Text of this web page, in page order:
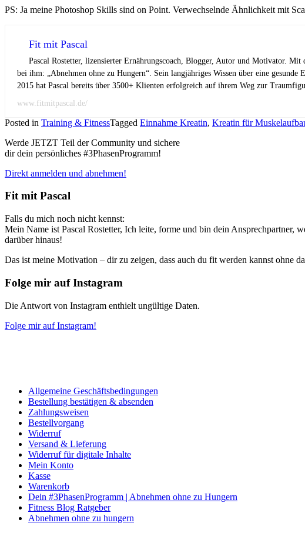
PS: Ja meine Photoshop Skills sind on Point. Verwechselnde Ähnlichkeit mit
Fit mit Pascal
Pascal Rostetter, lizensierter Ernährungscoach, Blogger, Autor und Motivator. Mit
bei ihm: „Abnehmen ohne zu Hungern“. Sein langjähriges Wissen über eine
2015 hat Pascal bereits über 3500+ Klienten erfolgreich auf ihrem Weg zur
www.fitmitpascal.de/
Posted in Training & FitnessTagged Einnahme Kreatin, Kreatin für
Werde JETZT Teil der Community und sichere
dir dein persönliches #3PhasenProgramm!
Direkt anmelden und abnehmen!
Fit mit Pascal
Falls du mich noch nicht kennst:
Mein Name ist Pascal Rostetter, Ich leite, forme und bin dein Ansprechpartner,
darüber hinaus!
Das ist meine Motivation – dir zu zeigen, dass auch du fit werden kannst ohne
Folge mir auf Instagram
Die Antwort von Instagram enthielt ungültige Daten.
Folge mir auf Instagram!
Allgemeine Geschäftsbedingungen
Bestellung bestätigen & absenden
Zahlungsweisen
Bestellvorgang
Widerruf
Versand & Lieferung
Widerruf für digitale Inhalte
Mein Konto
Kasse
Warenkorb
Dein #3PhasenProgramm | Abnehmen ohne zu Hungern
Fitness Blog Ratgeber
Abnehmen ohne zu hungern